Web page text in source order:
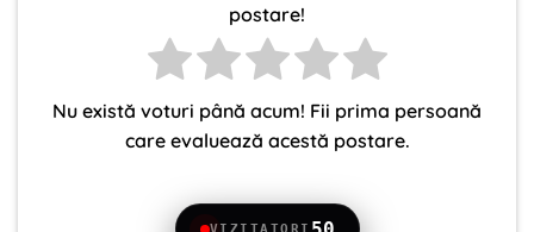
postare!
Nu există voturi până acum! Fii prima persoană
care evaluează acestă postare.